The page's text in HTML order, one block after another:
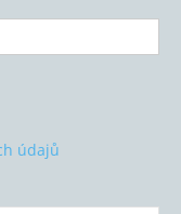
údajů